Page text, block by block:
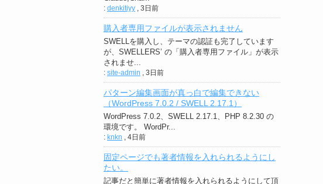
: denkitiyy 3日前
購入者専用ファイルが表示されません
SWELLを購入し、テーマの認証も完了しています
が、SWELLERS’ の「購入者専用ファイル」が表示
されませ...
: site-admin 3日前
パターン編集画面が真っ白で編集できない
（WordPress 7.0.2 / SWELL 2.17.1）
WordPress 7.0.2、SWELL 2.17.1、PHP 8.2.30 の
環境です。 WordPr...
: knkn 4日前
固定ページでも著者情報を入れられるようにし
たい。
記事だと簡単に著者情報を入れられるようにして頂